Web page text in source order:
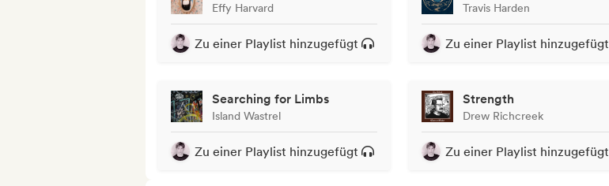
Effy Harvard
Zu einer Playlist hinzugefügt
Travis Harden
Zu einer Playlist hinzugefügt
Searching for Limbs
Island Wastrel
Zu einer Playlist hinzugefügt
Strength
Drew Richcreek
Zu einer Playlist hinzugefügt